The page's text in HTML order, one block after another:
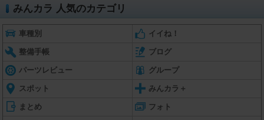
みんカラ 人気のカテゴリ
車種別 イイね！
整備手帳 ブログ
パーツレビュー グループ
スポット みんカラ＋
まとめ フォト